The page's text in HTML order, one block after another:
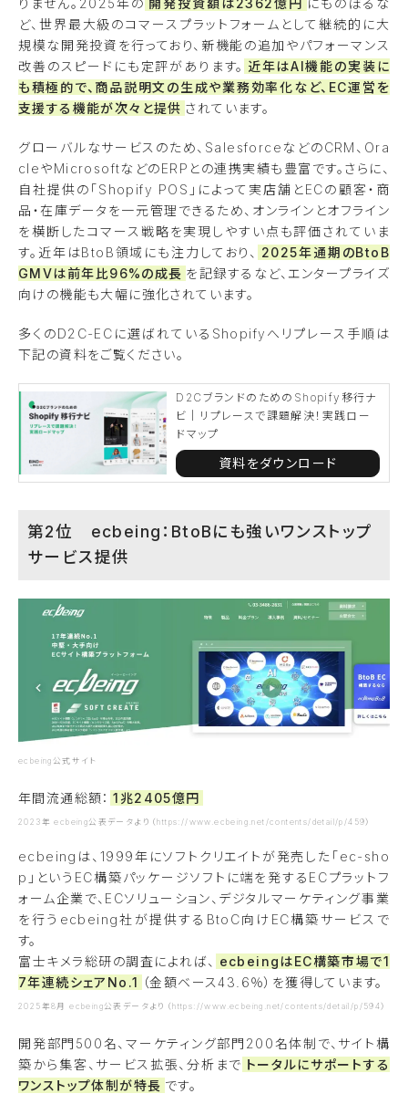
ど、世界最大級のコマースプラットフォームとして継続的に大
規模な開発投資を行っており、新機能の追加やパフォーマンス
改善のスピードにも定評があります。 近年はAI機能の実装に
も積極的で、商品説明文の生成や業務効率化など、EC運営を
支援する機能が次々と提供 されています。
グローバルなサービスのため、SalesforceなどのCRM、Ora
cleやMicrosoftなどのERPとの連携実績も豊富です。さらに、
自社提供の「Shopify POS」によって実店舗とECの顧客・商
品・在庫データを一元管理できるため、オンラインとオフライン
を横断したコマース戦略を実現しやすい点も評価されていま
す。近年はBtoB領域にも注力しており、 2025年通期のBtoB
GMVは前年比96%の成長 を記録するなど、エンタープライズ
向けの機能も大幅に強化されています。
多くのD2C-ECに選ばれているShopifyへリプレース手順は
下記の資料をご覧ください。
D2CブランドのためのShopify移行ナ
ビ｜リプレースで課題解決！実践ロー
ドマップ
資料をダウンロード
第2位 ecbeing：BtoBにも強いワンストップ
サービス提供
ecbeing公式サイト
年間流通総額： 1兆2405億円
2023年 ecbeing公表データより（https://www.ecbeing.net/contents/detail/p/459）
ecbeingは、1999年にソフトクリエイトが発売した「ec-sho
p」というEC構築パッケージソフトに端を発するECプラットフ
ォーム企業で、ECソリューション、デジタルマーケティング事業
を行うecbeing社が提供するBtoC向けEC構築サービスで
す。
富士キメラ総研の調査によれば、 ecbeingはEC構築市場で1
7年連続シェアNo.1 （金額ベース43.6％）を獲得しています。
2025年8月 ecbeing公表データより（https://www.ecbeing.net/contents/detail/p/594）
開発部門500名、マーケティング部門200名体制で、サイト構
築から集客、サービス拡張、分析まで トータルにサポートする
ワンストップ体制が特長 です。